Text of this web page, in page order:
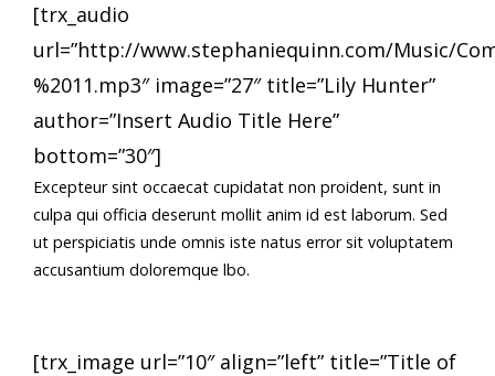
[trx_audio
url=”http://www.stephaniequinn.com/Music/
%2011.mp3″ image=”27″ title=”Lily Hunter”
author=”Insert Audio Title Here”
bottom=”30″]
Excepteur sint occaecat cupidatat non proident, sunt in
culpa qui officia deserunt mollit anim id est laborum. Sed
ut perspiciatis unde omnis iste natus error sit voluptatem
accusantium doloremque lbo.
[trx_image url=”10″ align=”left” title=”Title of